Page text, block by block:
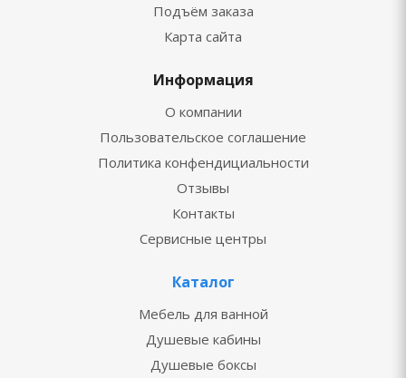
Подъём заказа
Карта сайта
Информация
О компании
Пользовательское соглашение
Политика конфендициальности
Отзывы
Контакты
Сервисные центры
Каталог
Мебель для ванной
Душевые кабины
Душевые боксы